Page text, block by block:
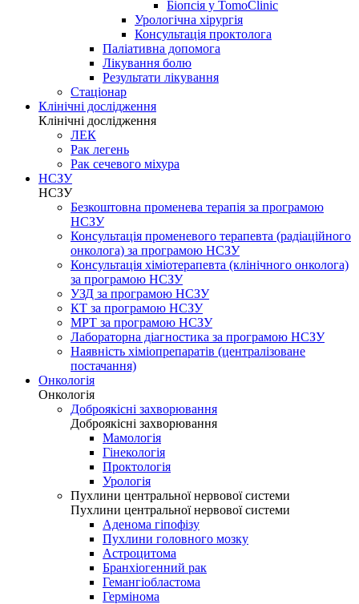
Біопсія у TomoClinic
Урологічна хірургія
Консультація проктолога
Паліативна допомога
Лікування болю
Результати лікування
Стаціонар
Клінічні дослідження
Клінічні дослідження
ЛЕК
Рак легень
Рак сечевого міхура
НСЗУ
НСЗУ
Безкоштовна променева терапія за програмою
НСЗУ
Консультація променевого терапевта (радіаційного
онколога) за програмою НСЗУ
Консультація хіміотерапевта (клінічного онколога)
за програмою НСЗУ
УЗД за програмою НСЗУ
КТ за програмою НСЗУ
МРТ за програмою НСЗУ
Лабораторна діагностика за програмою НСЗУ
Наявність хіміопрепаратів (централізоване
постачання)
Онкологія
Онкологія
Доброякісні захворювання
Доброякісні захворювання
Мамологія
Гінекологія
Проктологія
Урологія
Пухлини центральної нервової системи
Пухлини центральної нервової системи
Аденома гіпофізу
Пухлини головного мозку
Астроцитома
Бранхіогенний рак
Гемангіобластома
Гермінома